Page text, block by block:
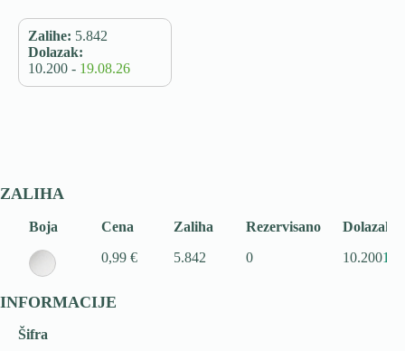
Zalihe: 5.842
Dolazak:
10.200 - 19.08.26
ZALIHA
Boja Cena Zaliha Rezervisano
Dolazak
0,99 €
5.842 0 10.200
INFORMACIJE
Šifra